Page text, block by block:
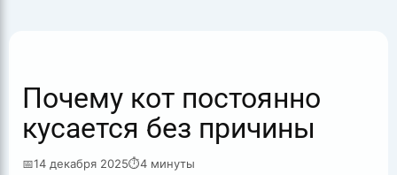
Почему кот постоянно
кусается без причины
📅14 декабря 2025⏱4 минуты